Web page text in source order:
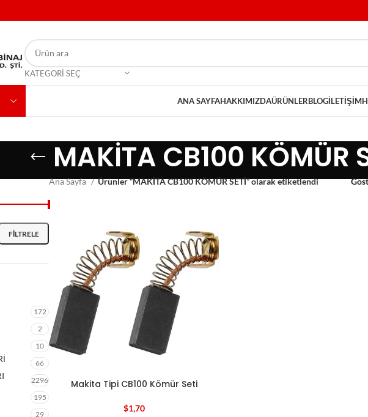
KATEGORI SEÇ
ANA SAYFAHAKKIMIZDAÜRÜNLERBLOGİLETIŞIM
MAKİTA CB100 KÖMÜR
FILTRELE
172
2
10
66
2296
195
29
Ana Sayfa Ürünler “MAKİTA CB100 KÖMÜR SETİ” olarak etiketlendi
Makita Tipi CB100 Kömür Seti
$1,70